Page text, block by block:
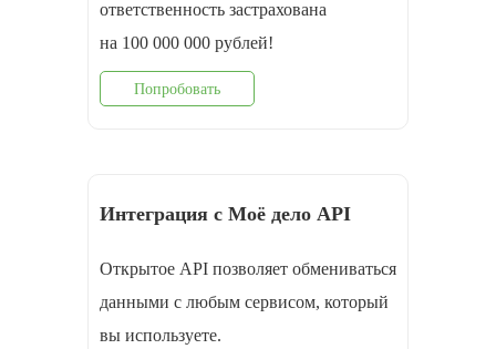
ответственность застрахована
на 100 000 000 рублей!
Попробовать
Интеграция с Моё дело API
Открытое API позволяет обмениваться
данными с любым сервисом, который
вы используете.